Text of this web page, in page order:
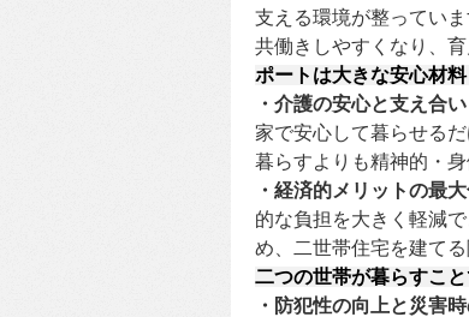
支える環境が整ってい
共働きしやすくなり、
ポートは大きな安心材料
・介護の安心と支え合い
家で安心して暮らせる
暮らすよりも精神的・
・経済的メリットの最大
的な負担を大きく軽減
め、二世帯住宅を建て
二つの世帯が暮らすこ
・防犯性の向上と災害